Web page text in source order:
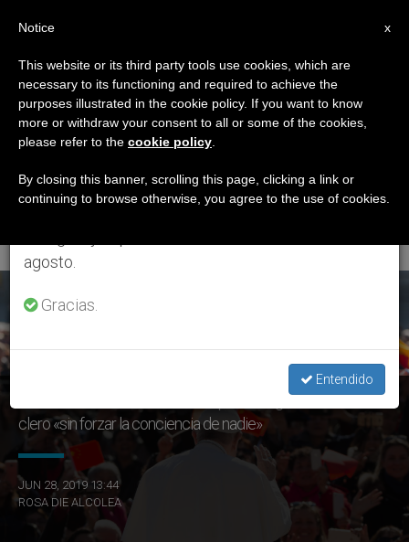
ETIQUETA
Posts Tagged
‘indicaciones
Pastorales’
ÚLTIMAS NOTICIAS
China: Indicaciones del Vaticano para el registro civil del
clero «sin forzar la conciencia de nadie»
JUN 28, 2019 13:44
ROSA DIE ALCOLEA
×
Aviso importante
Del 27 de julio al 7 de agosto haremos la pausa
anual, aprovechando que en el periodo de verano
se generan menos informaciones y también el
agosto.
Gracias.
Entendido
x
Notice
This website or its third party tools use cookies, which are
necessary to its functioning and required to achieve the
purposes illustrated in the cookie policy. If you want to know
more or withdraw your consent to all or some of the cookies,
please refer to the cookie policy
By closing this banner, scrolling this page, clicking a link or
continuing to browse otherwise, you agree to the use of cookies.